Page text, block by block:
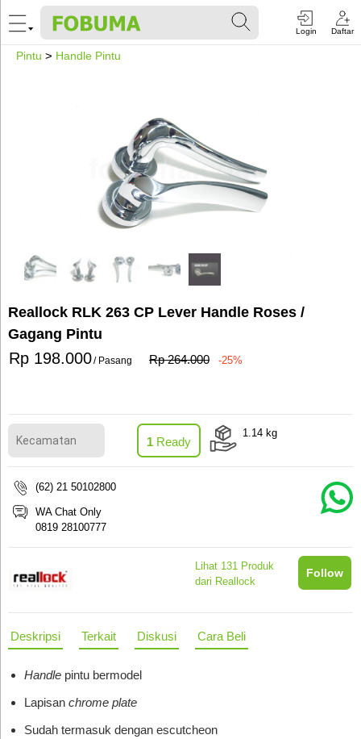
Login Daftar
Pintu > Handle Pintu
Reallock RLK 263 CP Lever Handle Roses /
Gagang Pintu
Rp 198.000/ Pasang Rp 264.000 -25%
1 Ready
1.14 kg
(62) 21 50102800
WA Chat Only
0819 28100777
Lihat 131 Produk
dari Reallock
Follow
Deskripsi Terkait Diskusi Cara Beli
Handle pintu bermodel
Lapisan chrome plate
Sudah termasuk dengan escutcheon